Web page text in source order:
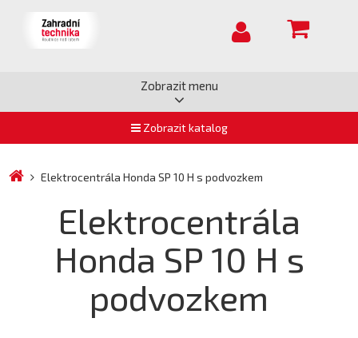
Zobrazit menu
Zobrazit katalog
Elektrocentrála Honda SP 10 H s podvozkem
Elektrocentrála
Honda SP 10 H s
podvozkem